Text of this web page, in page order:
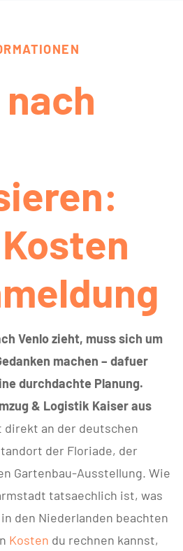
Venlo zieht, muss sich um
machen – dafuer
durchdachte Planung.
& Logistik Kaiser aus
direkt an der deutschen
der Floriade, der
Gartenbau-Ausstellung. Wie
tatsaechlich ist, was
den Niederlanden beachten
Kosten du rechnen kannst,